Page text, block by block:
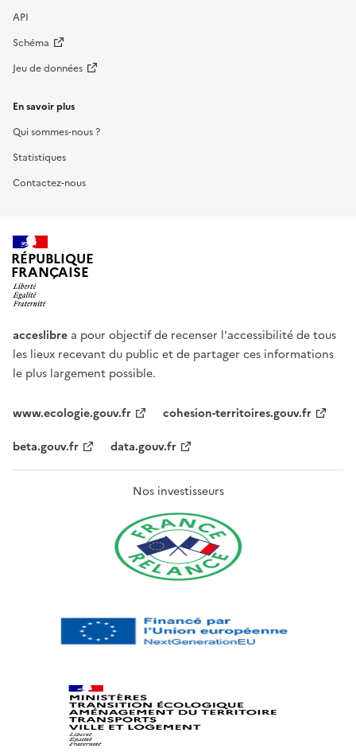
API
Schéma
Jeu de données
En savoir plus
Qui sommes-nous ?
Statistiques
Contactez-nous
RÉPUBLIQUE
FRANÇAISE
acceslibre a pour objectif de recenser l'accessibilité de tous
les lieux recevant du public et de partager ces informations
le plus largement possible.
www.ecologie.gouv.fr
cohesion-territoires.gouv.fr
beta.gouv.fr
data.gouv.fr
Nos investisseurs